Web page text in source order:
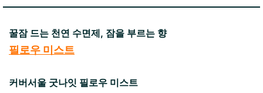
꿀잠 드는 천연 수면제, 잠을 부르는 향
필로우 미스트
커버서울 굿나잇 필로우 미스트